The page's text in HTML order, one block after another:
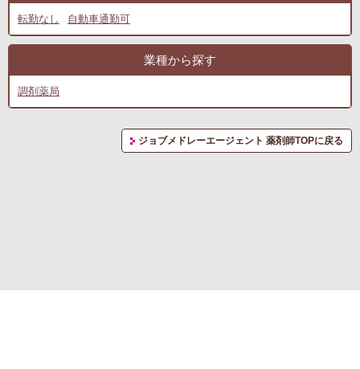
転勤なし 自動車通勤可
業種から探す
調剤薬局
ジョブメドレーエージェント 薬剤師TOPに戻る